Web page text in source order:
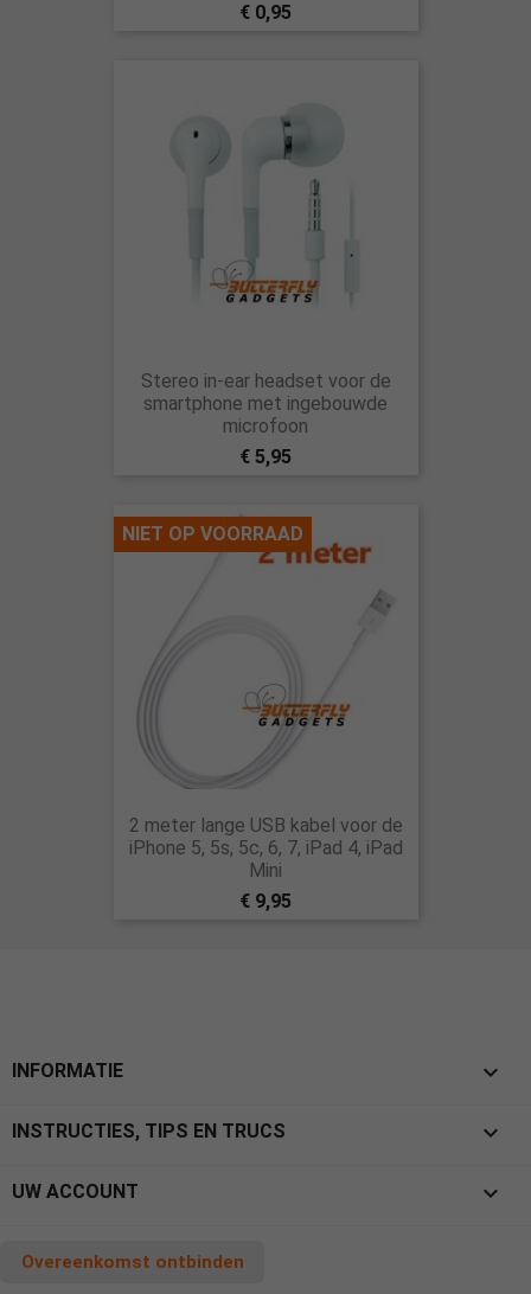
€ 0,95
Stereo in-ear headset voor de
smartphone met ingebouwde
microfoon
€ 5,95
2 meter lange USB kabel voor de
iPhone 5, 5s, 5c, 6, 7, iPad 4, iPad
Mini
€ 9,95
NIET OP VOORRAAD
INFORMATIE 
INSTRUCTIES, TIPS EN TRUCS 
UW ACCOUNT 
Overeenkomst ontbinden